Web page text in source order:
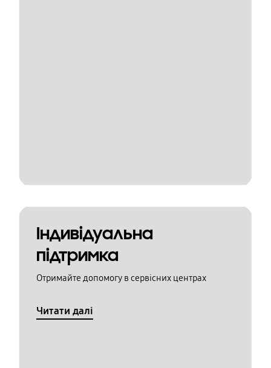
Індивідуальна
підтримка
Отримайте допомогу в сервісних центрах
Читати далі